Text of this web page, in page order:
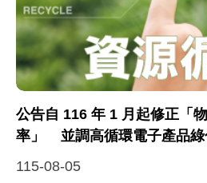
公告自 116 年 1 月起修正「
率」 並調高循環電子產品綠
115-08-05